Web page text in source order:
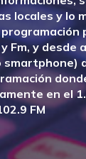
locales y lo
Fm, y desde
smartphone)
en el
FM